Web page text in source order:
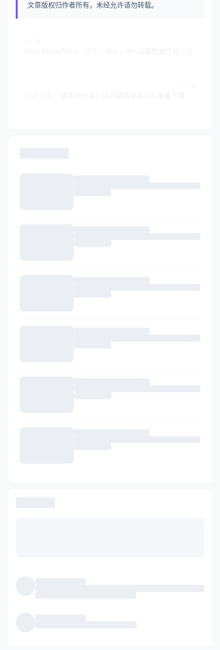
文章版权归作者所有，未经允许请勿转载。